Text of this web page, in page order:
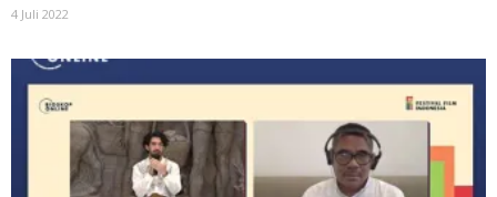
4 Juli 2022